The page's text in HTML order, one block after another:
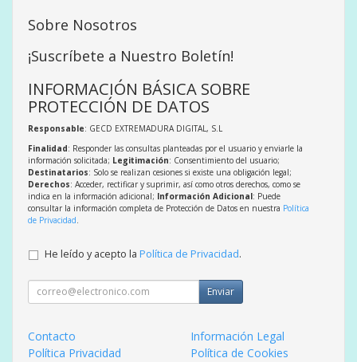
Sobre Nosotros
¡Suscríbete a Nuestro Boletín!
INFORMACIÓN BÁSICA SOBRE
PROTECCIÓN DE DATOS
Responsable: GECD EXTREMADURA DIGITAL, S.L
Finalidad: Responder las consultas planteadas por el usuario y enviarle la
información solicitada; Legitimación: Consentimiento del usuario;
Destinatarios: Solo se realizan cesiones si existe una obligación legal;
Derechos: Acceder, rectificar y suprimir, así como otros derechos, como se
indica en la información adicional; Información Adicional: Puede
consultar la información completa de Protección de Datos en nuestra Política
de Privacidad
He leído y acepto la Política de Privacidad.
Enviar
Contacto
Información Legal
Política Privacidad
Política de Cookies